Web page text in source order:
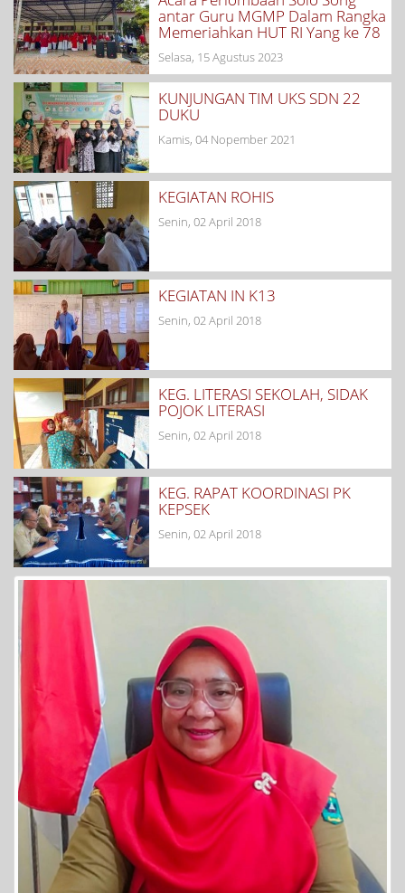
antar Guru MGMP Dalam Rangka
Memeriahkan HUT RI Yang ke 78
Selasa, 15 Agustus 2023
KUNJUNGAN TIM UKS SDN 22
DUKU
Kamis, 04 Nopember 2021
KEGIATAN ROHIS
Senin, 02 April 2018
KEGIATAN IN K13
Senin, 02 April 2018
KEG. LITERASI SEKOLAH, SIDAK
POJOK LITERASI
Senin, 02 April 2018
KEG. RAPAT KOORDINASI PK
KEPSEK
Senin, 02 April 2018